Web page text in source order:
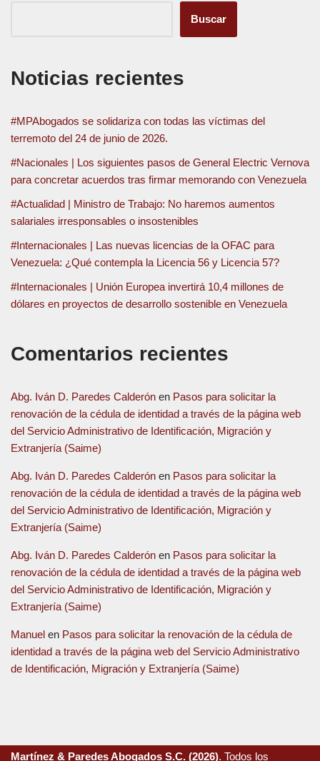
Buscar
Noticias recientes
#MPAbogados se solidariza con todas las víctimas del
terremoto del 24 de junio de 2026.
#Nacionales | Los siguientes pasos de General Electric Vernova
para concretar acuerdos tras firmar memorando con Venezuela
#Actualidad | Ministro de Trabajo: No haremos aumentos
salariales irresponsables o insostenibles
#Internacionales | Las nuevas licencias de la OFAC para
Venezuela: ¿Qué contempla la Licencia 56 y Licencia 57?
#Internacionales | Unión Europea invertirá 10,4 millones de
dólares en proyectos de desarrollo sostenible en Venezuela
Comentarios recientes
Abg. Iván D. Paredes Calderón en Pasos para solicitar la
renovación de la cédula de identidad a través de la página web
del Servicio Administrativo de Identificación, Migración y
Extranjería (Saime)
Abg. Iván D. Paredes Calderón en Pasos para solicitar la
renovación de la cédula de identidad a través de la página web
del Servicio Administrativo de Identificación, Migración y
Extranjería (Saime)
Abg. Iván D. Paredes Calderón en Pasos para solicitar la
renovación de la cédula de identidad a través de la página web
del Servicio Administrativo de Identificación, Migración y
Extranjería (Saime)
Manuel en Pasos para solicitar la renovación de la cédula de
identidad a través de la página web del Servicio Administrativo
de Identificación, Migración y Extranjería (Saime)
Martínez & Paredes Abogados S.C. (2026). Todos los